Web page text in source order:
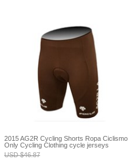
2015 AG2R Cycling Shorts Ropa Ciclismo
Only Cycling Clothing cycle jerseys
Ciclismo bicicletas maillot ciclismo XXS
USD$46.87